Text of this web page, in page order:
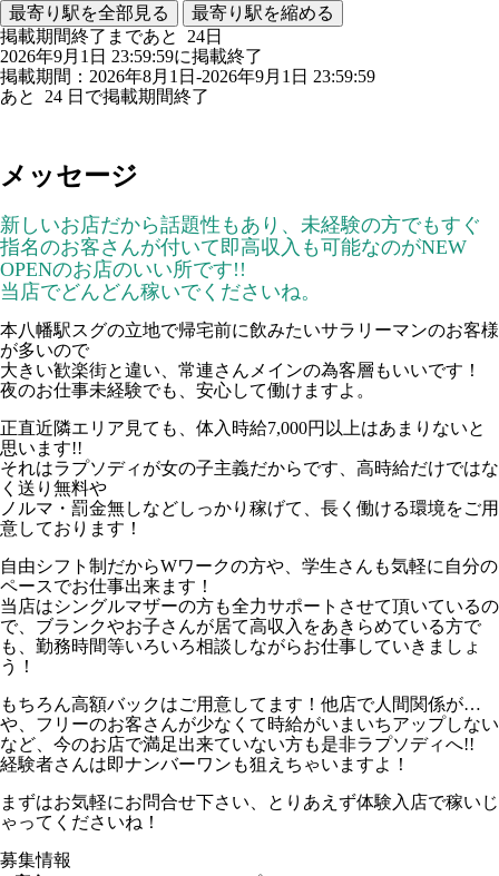
最寄り駅を全部見る
最寄り駅を縮める
掲載期間終了まであと 24日
2026年9月1日 23:59:59に掲載終了
掲載期間：2026年8月1日-2026年9月1日 23:59:59
あと 24 日で掲載期間終了
メッセージ
新しいお店だから話題性もあり、未経験の方でもすぐ
指名のお客さんが付いて即高収入も可能なのがNEW
OPENのお店のいい所です!!
当店でどんどん稼いでくださいね。
本八幡駅スグの立地で帰宅前に飲みたいサラリーマンのお客様
が多いので
大きい歓楽街と違い、常連さんメインの為客層もいいです！
夜のお仕事未経験でも、安心して働けますよ。
正直近隣エリア見ても、体入時給7,000円以上はあまりないと
思います!!
それはラプソディが女の子主義だからです、高時給だけではな
く送り無料や
ノルマ・罰金無しなどしっかり稼げて、長く働ける環境をご用
意しております！
自由シフト制だからWワークの方や、学生さんも気軽に自分の
ペースでお仕事出来ます！
当店はシングルマザーの方も全力サポートさせて頂いているの
で、ブランクやお子さんが居て高収入をあきらめている方で
も、勤務時間等いろいろ相談しながらお仕事していきましょ
う！
もちろん高額バックはご用意してます！他店で人間関係が…
や、フリーのお客さんが少なくて時給がいまいちアップしない
など、今のお店で満足出来ていない方も是非ラプソディへ!!
経験者さんは即ナンバーワンも狙えちゃいますよ！
まずはお気軽にお問合せ下さい、とりあえず体験入店で稼いじ
ゃってくださいね！
募集情報